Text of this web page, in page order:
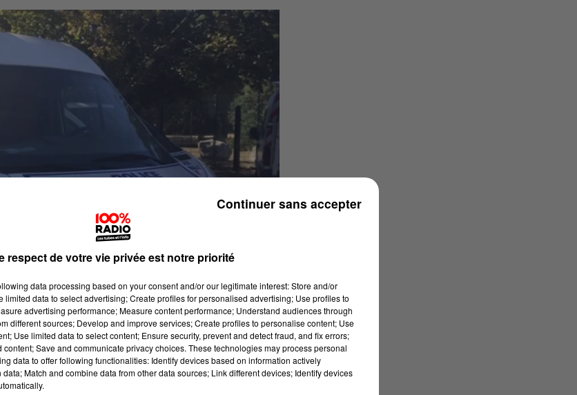
respect de votre vie privée est notre priorité
data processing based on your consent and/or our legitimate interest: Store and/or
limited data to select advertising; Create profiles for personalised advertising; Use profiles to
advertising performance; Measure content performance; Understand audiences through
different sources; Develop and improve services; Create profiles to personalise content; Use
Use limited data to select content; Ensure security, prevent and detect fraud, and fix errors;
Save and communicate privacy choices. These technologies may process personal
data to offer following functionalities: Identify devices based on information actively
Match and combine data from other data sources; Link different devices; Identify devices
Continuer sans accepter